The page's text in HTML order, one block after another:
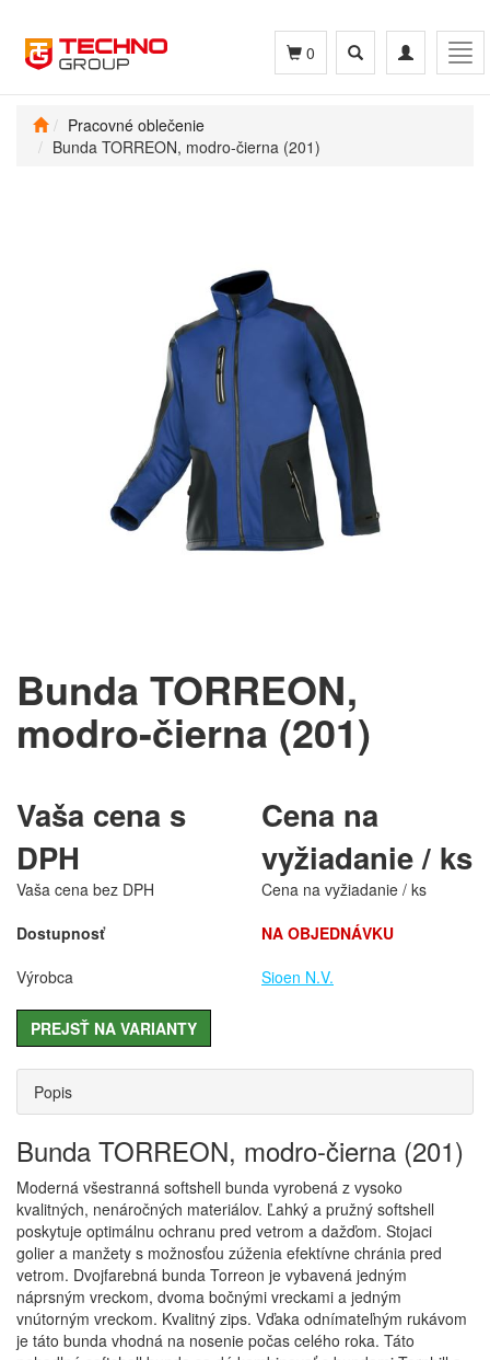
Toggle
navigation
Toggle
search
0
Pracovné oblečenie
Bunda TORREON, modro-čierna (201)
Bunda TORREON,
modro-čierna (201)
Vaša cena s
DPH
Cena na
vyžiadanie / ks
Vaša cena bez DPH
Cena na vyžiadanie / ks
Dostupnosť
NA OBJEDNÁVKU
Výrobca
Sioen N.V.
PREJSŤ NA VARIANTY
Popis
Bunda TORREON, modro-čierna (201)
Moderná všestranná softshell bunda vyrobená z vysoko
kvalitných, nenáročných materiálov. Ľahký a pružný softshell
poskytuje optimálnu ochranu pred vetrom a dažďom. Stojaci
golier a manžety s možnosťou zúženia efektívne chránia pred
vetrom. Dvojfarebná bunda Torreon je vybavená jedným
náprsným vreckom, dvoma bočnými vreckami a jedným
vnútorným vreckom. Kvalitný zips. Vďaka odnímateľným rukávom
je táto bunda vhodná na nosenie počas celého roka. Táto